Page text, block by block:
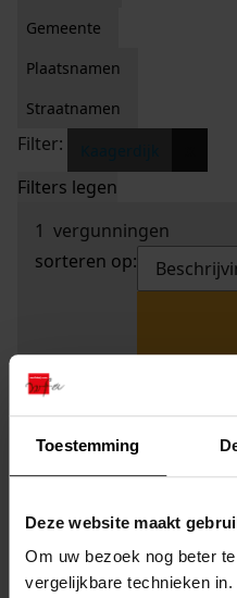
Toestemming
Deze website maakt
Om uw bezoek nog beter
vergelijkbare technieken
Gemeente
Plaatsnamen
Straatnamen
Filter:
Filters legen
1 vergunningen
sorteren op: